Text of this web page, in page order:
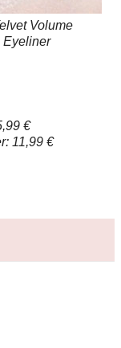
Volume
Eyeliner
€
11,99 €